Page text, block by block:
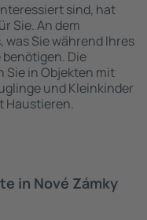
sind, hat
Sie. An dem
Sie während Ihres
Die
Sie in Objekten mit
und Kleinkinder
Haustieren.
in Nové Zámky